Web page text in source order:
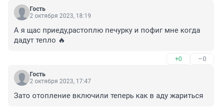
Гость
2 октября 2023, 18:19
А я щас приеду,растоплю печурку и пофиг мне когда
дадут тепло 🔥
+0 –0
Гость
2 октября 2023, 17:47
Зато отопление включили теперь как в аду жариться